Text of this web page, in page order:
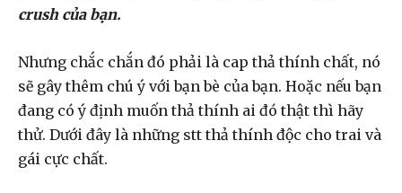
crush của bạn.
Nhưng chắc chắn đó phải là cap thả thính chất, nó
sẽ gây thêm chú ý với bạn bè của bạn. Hoặc nếu bạn
đang có ý định muốn thả thính ai đó thật thì hãy
thử. Dưới đây là những stt thả thính độc cho trai và
gái cực chất.